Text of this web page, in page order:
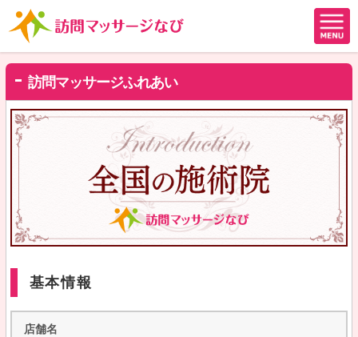
訪問マッサージふれあい
基本情報
店舗名